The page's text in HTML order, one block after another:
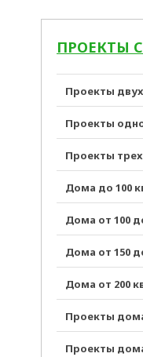
ПРОЕКТЫ
Проекты
Проекты
Проекты
Дома до 100
Дома от 100
Дома от 150
Дома от 200
Проекты
Проекты